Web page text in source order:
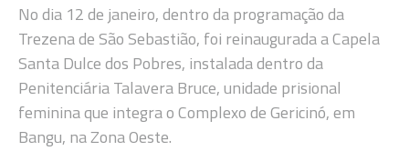
No dia 12 de janeiro, dentro da programação da
Trezena de São Sebastião, foi reinaugurada a Capela
Santa Dulce dos Pobres, instalada dentro da
Penitenciária Talavera Bruce, unidade prisional
feminina que integra o Complexo de Gericinó, em
Bangu, na Zona Oeste.